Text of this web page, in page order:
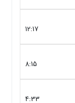
12:17
8:15
4:33